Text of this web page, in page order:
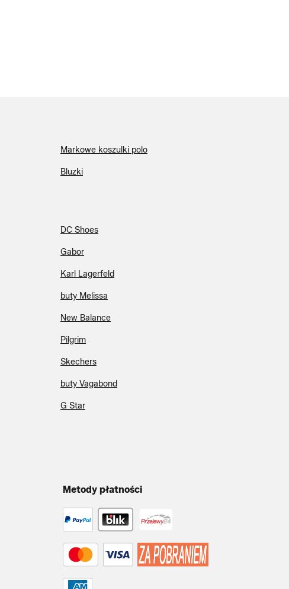
Markowe koszulki polo
Bluzki
DC Shoes
Gabor
Karl Lagerfeld
buty Melissa
New Balance
Pilgrim
Skechers
buty Vagabond
G Star
Metody płatności